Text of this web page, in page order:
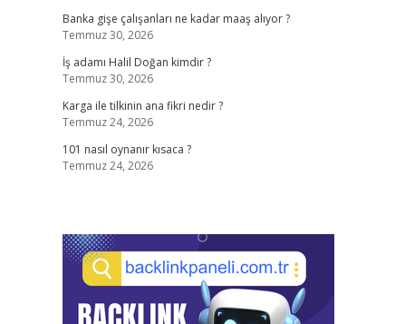
Banka gişe çalışanları ne kadar maaş alıyor ?
Temmuz 30, 2026
İş adamı Halil Doğan kimdir ?
Temmuz 30, 2026
Karga ile tilkinin ana fikri nedir ?
Temmuz 24, 2026
101 nasıl oynanır kısaca ?
Temmuz 24, 2026